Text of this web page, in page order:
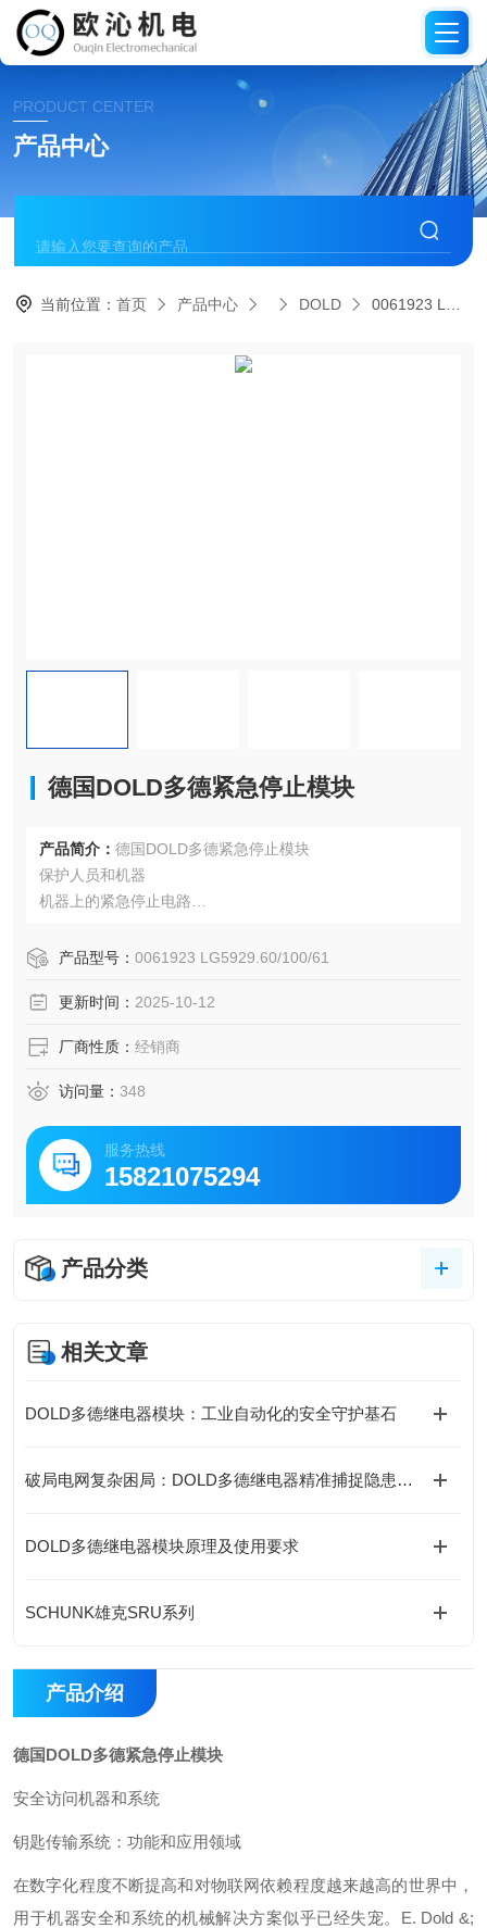
PRODUCT CENTER
产品中心
当前位置：首页 产品中心 DOLD 0061923 LG5929.60/100/61德国DOLD多德紧急停止模块
德国DOLD多德紧急停止模块
产品简介： 德国DOLD多德紧急停止模块
保护人员和机器
机器上的紧急停止电路
在连续运行的熔炉应用中使用，符合 EN 50156-1 标准
应用中安全断开整个燃料供应
产品型号： 0061923 LG5929.60/100/61
更新时间： 2025-10-12
厂商性质： 经销商
访问量： 348
服务热线
15821075294
产品分类
相关文章
DOLD多德继电器模块：工业自动化的安全守护基石
破局电网复杂困局：DOLD多德继电器精准捕捉隐患的底层逻辑
DOLD多德继电器模块原理及使用要求
SCHUNK雄克SRU系列
产品介绍
德国DOLD多德紧急停止模块
安全访问机器和系统
钥匙传输系统：功能和应用领域
在数字化程度不断提高和对物联网依赖程度越来越高的世界中，
用于机器安全和系统的机械解决方案似乎已经失宠。E. Dold &;